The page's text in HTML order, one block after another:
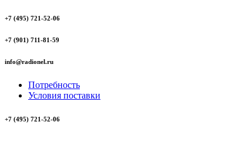
+7 (495) 721-52-06
+7 (901) 711-81-59
info@radionel.ru
Потребность
Условия поставки
+7 (495) 721-52-06